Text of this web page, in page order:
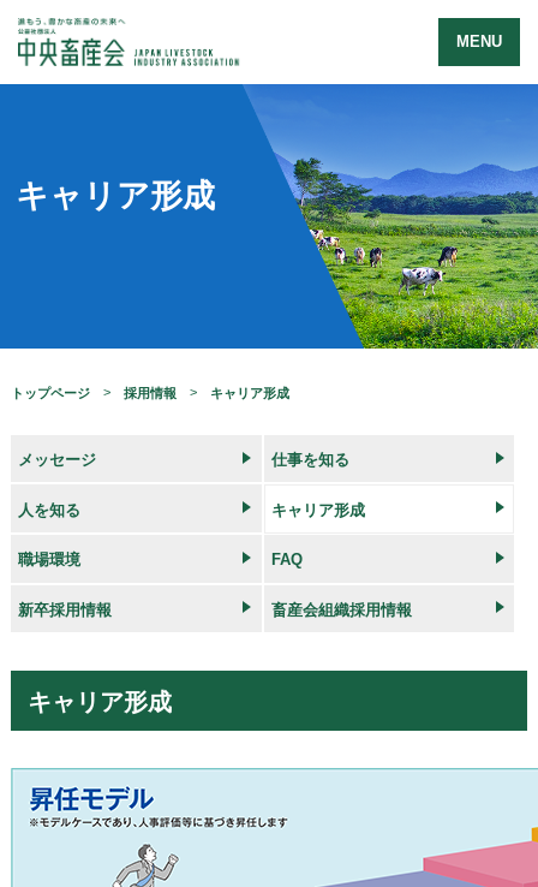
MENU
キャリア形成
トップページ 採用情報 キャリア形成
メッセージ 仕事を知る
人を知る キャリア形成
職場環境 FAQ
新卒採用情報 畜産会組織採用情報
キャリア形成